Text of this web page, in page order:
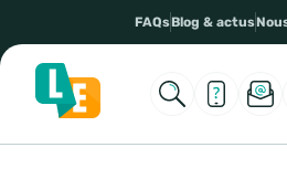
FAQsBlog & actus